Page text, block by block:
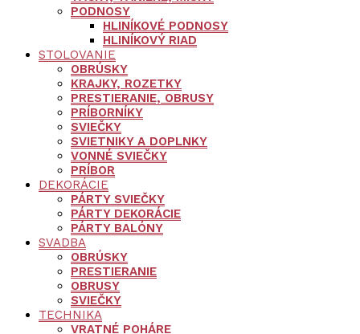
PODNOSY
HLINÍKOVÉ PODNOSY
HLINÍKOVÝ RIAD
STOLOVANIE
OBRÚSKY
KRAJKY, ROZETKY
PRESTIERANIE, OBRUSY
PRÍBORNÍKY
SVIEČKY
SVIETNIKY A DOPLNKY
VONNÉ SVIEČKY
PRÍBOR
DEKORÁCIE
PÁRTY SVIEČKY
PÁRTY DEKORÁCIE
PÁRTY BALÓNY
SVADBA
OBRÚSKY
PRESTIERANIE
OBRUSY
SVIEČKY
TECHNIKA
VRATNÉ POHÁRE